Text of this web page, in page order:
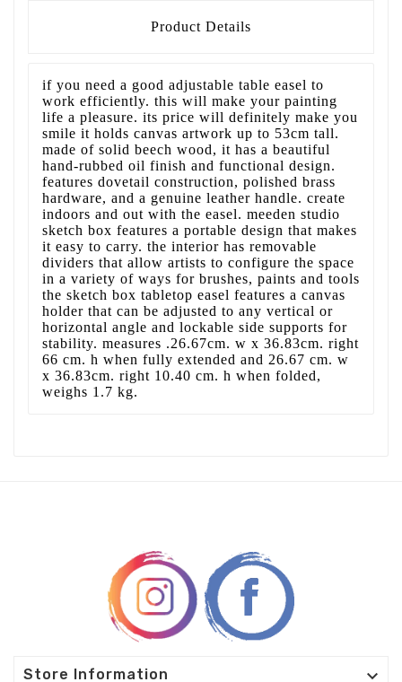
Product Details
if you need a good adjustable table easel to
work efficiently. this will make your painting
life a pleasure. its price will definitely make you
smile it holds canvas artwork up to 53cm tall.
made of solid beech wood, it has a beautiful
hand-rubbed oil finish and functional design.
features dovetail construction, polished brass
hardware, and a genuine leather handle. create
indoors and out with the easel. meeden studio
sketch box features a portable design that makes
it easy to carry. the interior has removable
dividers that allow artists to configure the space
in a variety of ways for brushes, paints and tools
the sketch box tabletop easel features a canvas
holder that can be adjusted to any vertical or
horizontal angle and lockable side supports for
stability. measures .26.67cm. w x 36.83cm. right
66 cm. h when fully extended and 26.67 cm. w
x 36.83cm. right 10.40 cm. h when folded,
weighs 1.7 kg.
Store Information 